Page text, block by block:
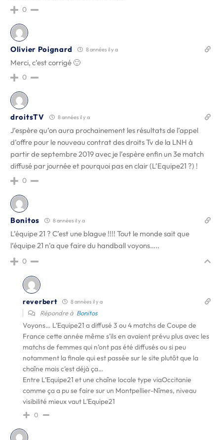
0
Olivier Poignard 8 années il y a
Merci, c’est corrigé 🙂
0
droitsTV 8 années il y a
J’espère qu’on aura prochainement les résultats de l’appel
d’offre pour le nouveau contrat des droits Tv de la LNH à
partir de septembre 2019 avec je l’espère enfin un 3e match
diffusé par journée et pourquoi pas en clair (L’Equipe21 ?) !
0
Bonitos 8 années il y a
L’équipe 21 ? C’est une blague !!!! Tout le monde sait que
l’équipe 21 n’a que faire du handball voyons…..
0
reverbert 8 années il y a
Répondre à Bonitos
Voyons… L’Equipe21 a diffusé 3 ou 4 matchs de Coupe de
France cette année même s’ils en avaient prévu plus avec les
matchs de femmes qui n’ont pas été diffusés ou si peu
notamment la finale qui est passée sur le site plutôt que la
chaîne mais c’est déjà ça…
Entre L’Equipe21 et une chaîne locale type viaOccitanie
comme ça a pu se faire sur un Montpellier-Nîmes, niveau
visibilité mieux vaut L’Equipe21
0